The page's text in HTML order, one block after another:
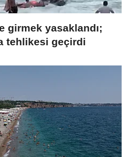
girmek yasaklandı;
tehlikesi geçirdi